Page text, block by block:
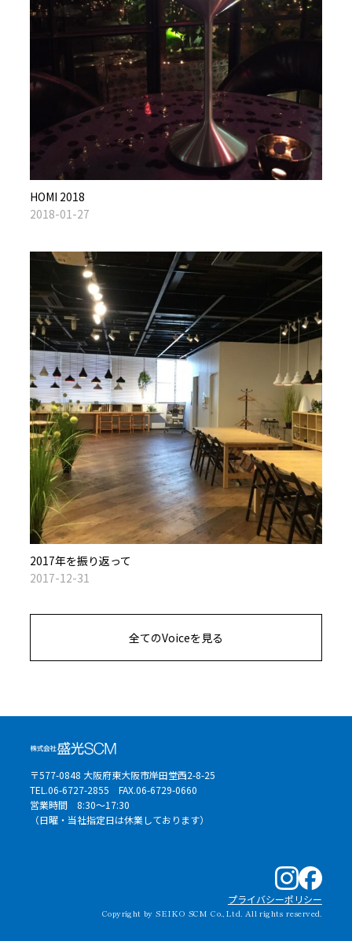
HOMI 2018
2018-01-27
2017年を振り返って
2017-12-31
全てのVoiceを見る
〒577-0848 大阪府東大阪市岸田堂西2-8-25
TEL.06-6727-2855 FAX.06-6729-0660
営業時間 8:30〜17:30
（日曜・当社指定日は休業しております）
プライバシーポリシー
Copyright by SEIKO SCM Co.,Ltd. All rights reserved.